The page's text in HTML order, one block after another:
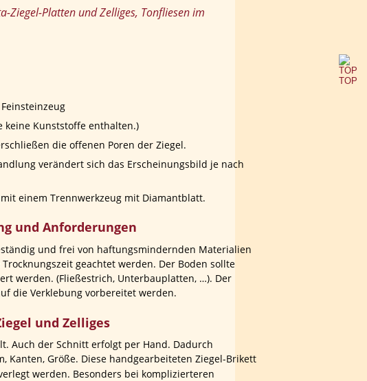
Ziegel-Platten und Zelliges, Tonfliesen im
keine Kunststoffe enthalten.)
die offenen Poren der Ziegel.
verändert sich das Erscheinungsbild je nach
einem Trennwerkzeug mit Diamantblatt.
und Anforderungen
und frei von haftungsmindernden Materialien
geachtet werden. Der Boden sollte
werden. (Fließestrich, Unterbauplatten, …). Der
die Verklebung vorbereitet werden.
und Zelliges
Auch der Schnitt erfolgt per Hand. Dadurch
Größe. Diese handgearbeiteten Ziegel-Brikett
werden. Besonders bei komplizierteren